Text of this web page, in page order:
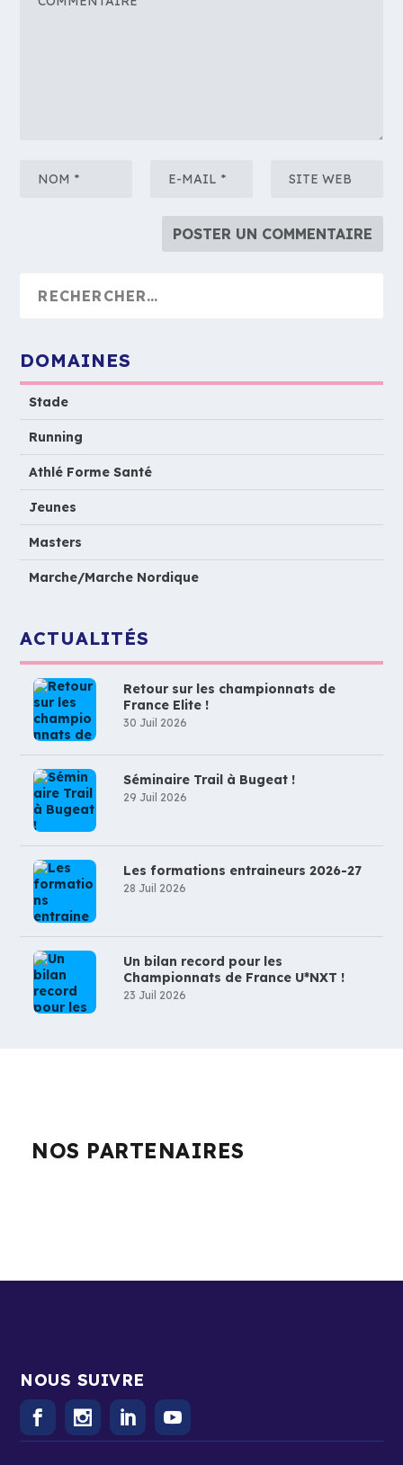
DOMAINES
Stade
Running
Athlé Forme Santé
Jeunes
Masters
Marche/Marche Nordique
ACTUALITÉS
Retour sur les championnats de
France Elite !
30 Juil 2026
Séminaire Trail à Bugeat !
29 Juil 2026
Les formations entraineurs 2026-27
28 Juil 2026
Un bilan record pour les
Championnats de France U*NXT !
23 Juil 2026
NOS PARTENAIRES
NOUS SUIVRE